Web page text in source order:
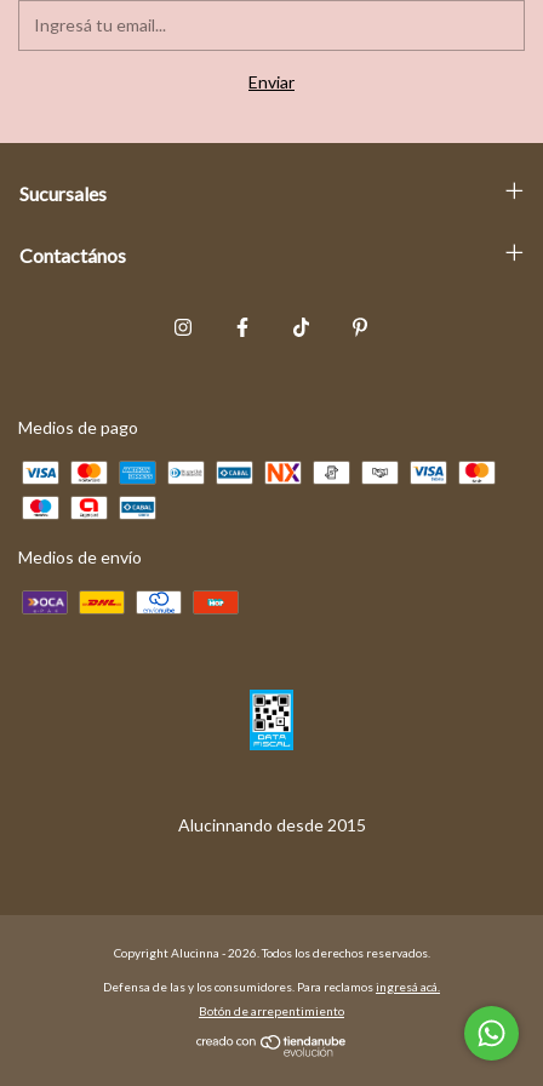
Sucursales
Contactános
Medios de pago
Medios de envío
Copyright Alucinna - 2026. Todos los derechos reservados.
Defensa de las y los consumidores. Para reclamosingresá acá.
Botón de arrepentimiento